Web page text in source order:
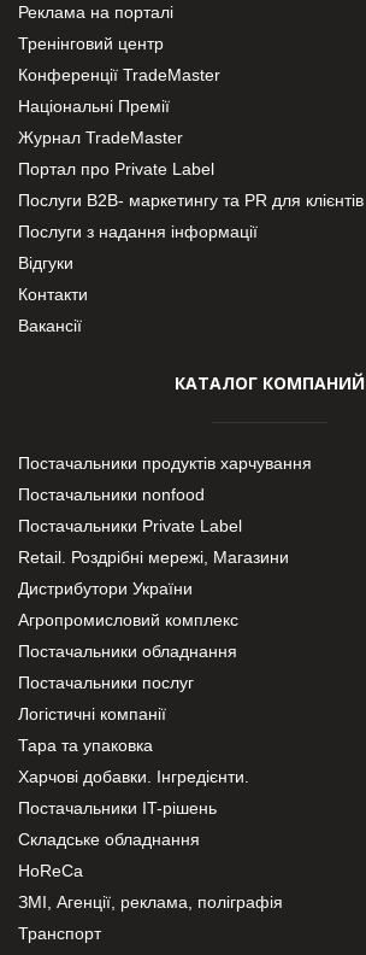
Реклама на порталі
Тренінговий центр
Конференції TradeMaster
Національні Премії
Журнал TradeMaster
Портал про Private Label
Послуги В2В- маркетингу та PR для клієнтів
Послуги з надання інформації
Відгуки
Контакти
Вакансії
КАТАЛОГ КОМПАНИЙ
Постачальники продуктів харчування
Постачальники nonfood
Постачальники Private Label
Retail. Роздрібні мережі, Магазини
Дистрибутори України
Агропромисловий комплекс
Постачальники обладнання
Постачальники послуг
Логістичні компанії
Тара та упаковка
Харчові добавки. Інгредієнти.
Постачальники IT-рішень
Складське обладнання
HoReCa
ЗМІ, Агенції, реклама, поліграфія
Транспорт